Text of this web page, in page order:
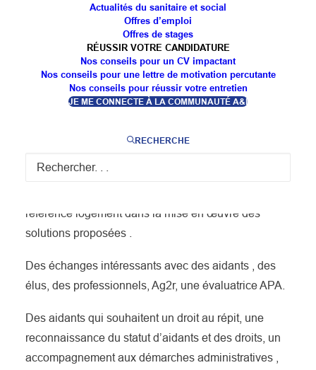
Actualités du sanitaire et social
Offres d’emploi
Offres de stages
RÉUSSIR VOTRE CANDIDATURE
Nos conseils pour un CV impactant
Nos conseils pour une lettre de motivation percutante
Nos conseils pour réussir votre entretien
JE ME CONNECTE À LA COMMUNAUTÉ A&I
RECHERCHE
Objectif: recueillir les besoins et attentes des aidants
pour ensuite réfléchir à des pistes de dispositifs ou
📓Présentation application ADELE : faciliter
logement : reconstitution en 3D du logement afin
les besoins . Avantage : gain de temps et surtout
référence logement dans la mise en œuvre des
solutions proposées .
Des échanges intéressants avec des aidants , des
élus, des professionnels, Ag2r, une évaluatrice APA.
Des aidants qui souhaitent un droit au répit, une
reconnaissance du statut d’aidants et des droits, un
accompagnement aux démarches administratives ,